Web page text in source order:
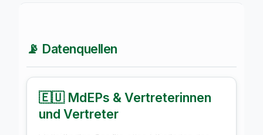
📡 Datenquellen
🇪🇺 MdEPs & Vertreterinnen
und Vertreter